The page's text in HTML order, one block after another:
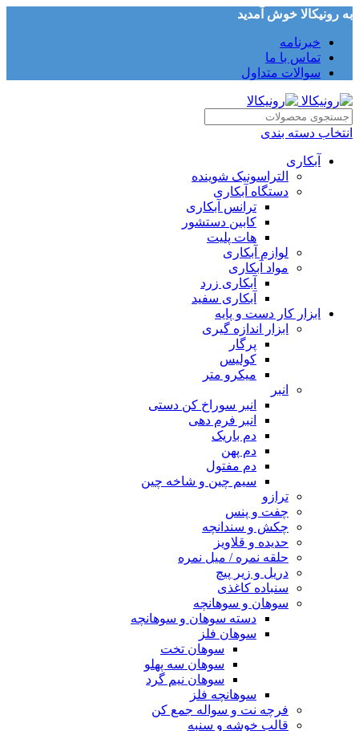
به رونیکالا خوش آمدید
خبرنامه
تماس با ما
سوالات متداول
انتخاب دسته بندی
آبکاری
التراسونیک شوینده
دستگاه آبکاری
ترانس آبکاری
کابین دستشور
هات پلیت
لوازم آبکاری
مواد آبکاری
آبکاری زرد
آبکاری سفید
ابزار کار دست و پایه
ابزار اندازه گیری
پرگار
کولیس
میکرو متر
انبر
انبر سوراخ کن دستی
انبر فرم دهی
دم باریک
دم پهن
دم مفتول
سیم چین و شاخه چین
ترازو
چفت و پنس
چکش و سندانچه
حدیده و قلاویز
حلقه نمره / میل نمره
دریل و زیر پیچ
سنباده کاغذی
سوهان و سوهانچه
دسته سوهان و سوهانچه
سوهان فلز
سوهان تخت
سوهان سه پهلو
سوهان نیم گرد
سوهانچه فلز
فرچه نت و سواله جمع کن
قالب خوشه و سنبه